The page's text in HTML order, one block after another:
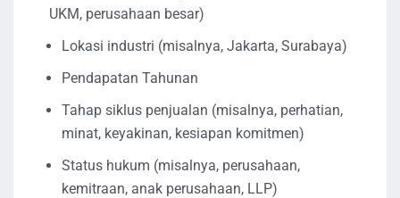
UKM, perusahaan besar)
Lokasi industri (misalnya, Jakarta, Surabaya)
Pendapatan Tahunan
Tahap siklus penjualan (misalnya, perhatian,
minat, keyakinan, kesiapan komitmen)
Status hukum (misalnya, perusahaan,
kemitraan, anak perusahaan, LLP)